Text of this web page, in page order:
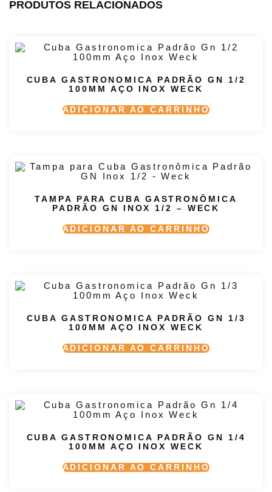
PRODUTOS RELACIONADOS
CUBA GASTRONOMICA PADRÃO GN 1/2
100MM AÇO INOX WECK
ADICIONAR AO CARRINHO
TAMPA PARA CUBA GASTRONÔMICA
PADRÃO GN INOX 1/2 – WECK
ADICIONAR AO CARRINHO
CUBA GASTRONOMICA PADRÃO GN 1/3
100MM AÇO INOX WECK
ADICIONAR AO CARRINHO
CUBA GASTRONOMICA PADRÃO GN 1/4
100MM AÇO INOX WECK
ADICIONAR AO CARRINHO